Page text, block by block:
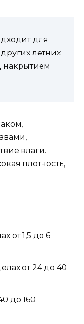
для
летних
накрытием
влаги.
плотность,
от 1,5 до 6
от 24 до 40
до 160